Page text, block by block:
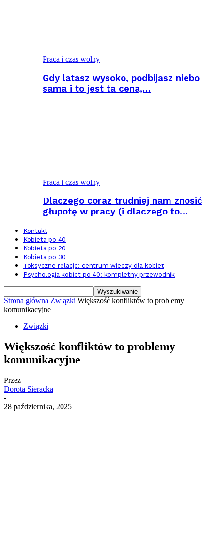
Praca i czas wolny
Gdy latasz wysoko, podbijasz niebo
sama i to jest ta cena,…
Praca i czas wolny
Dlaczego coraz trudniej nam znosić
głupotę w pracy (i dlaczego to…
Kontakt
Kobieta po 40
Kobieta po 20
Kobieta po 30
Toksyczne relacje: centrum wiedzy dla kobiet
Psychologia kobiet po 40: kompletny przewodnik
Strona główna Związki Większość konfliktów to problemy
komunikacyjne
Związki
Większość konfliktów to problemy
komunikacyjne
Przez
Dorota Sieracka
-
28 października, 2025